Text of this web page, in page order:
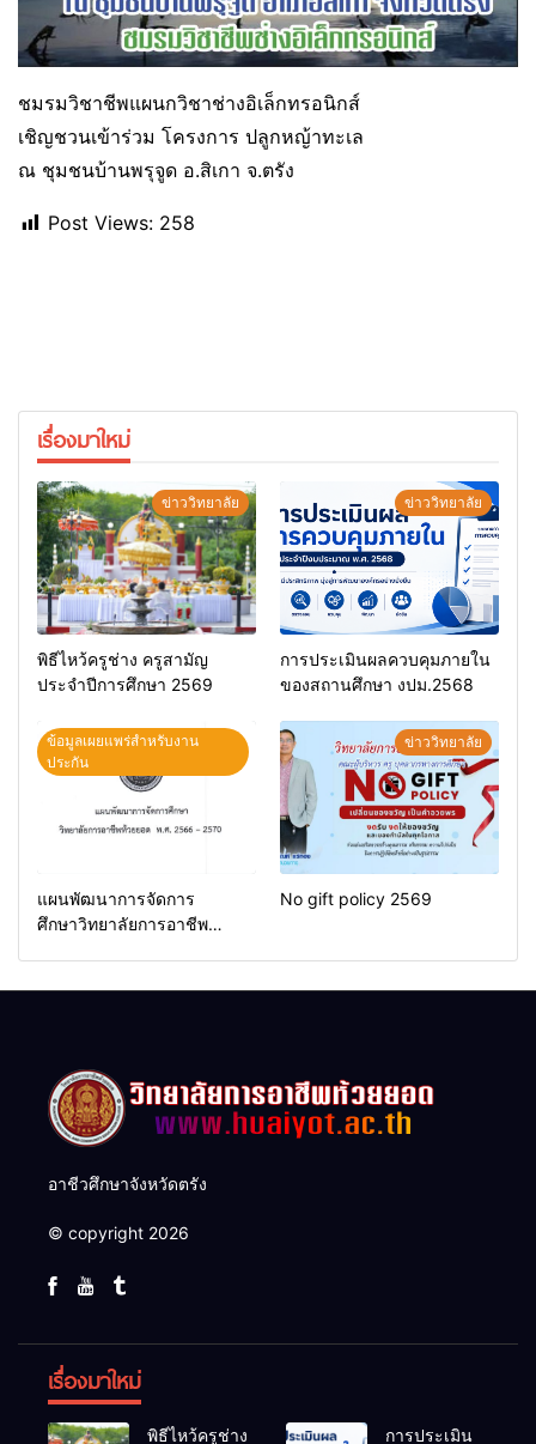
ชมรมวิชาชีพแผนกวิชาช่างอิเล็กทรอนิกส์
เชิญชวนเข้าร่วม โครงการ ปลูกหญ้าทะเล
ณ ชุมชนบ้านพรุจูด อ.สิเกา จ.ตรัง
Post Views: 258
เรื่องมาใหม่
ข่าววิทยาลัย
พิธีไหว้ครูช่าง ครูสามัญ
ประจำปีการศึกษา 2569
ข่าววิทยาลัย
การประเมินผลควบคุมภายใน
ของสถานศึกษา งปม.2568
ข้อมูลเผยแพร่สำหรับงาน
ประกัน
แผนพัฒนาการจัดการ
ศึกษาวิทยาลัยการอาชีพ
ข่าววิทยาลัย
No gift policy 2569
อาชีวศึกษาจังหวัดตรัง
© copyright 2026
เรื่องมาใหม่
พิธีไหว้ครูช่าง การประเมิน